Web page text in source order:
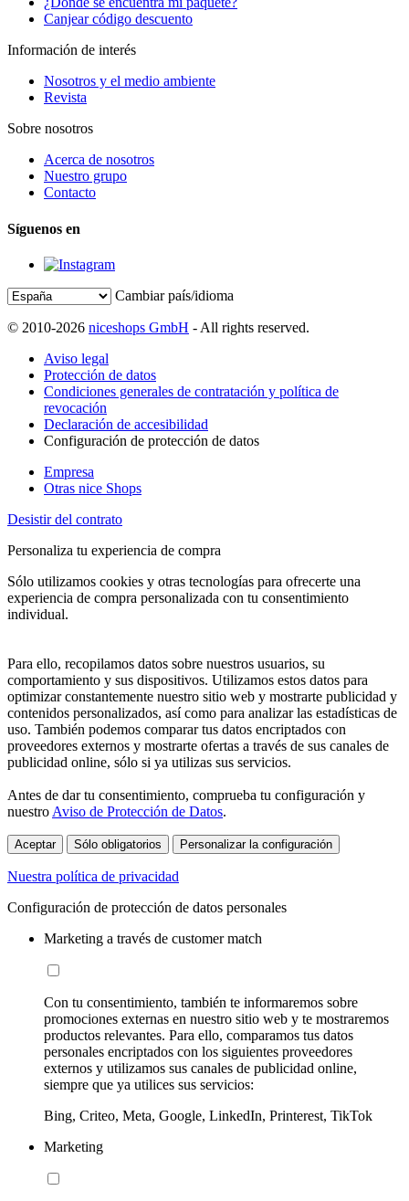
Canjear código descuento
Información de interés
Nosotros y el medio ambiente
Revista
Sobre nosotros
Acerca de nosotros
Nuestro grupo
Contacto
Síguenos en
Cambiar país/idioma
© 2010-2026 niceshops GmbH - All rights reserved.
Aviso legal
Protección de datos
Condiciones generales de contratación y política de
revocación
Declaración de accesibilidad
Configuración de protección de datos
Empresa
Otras nice Shops
Desistir del contrato
Personaliza tu experiencia de compra
Sólo utilizamos cookies y otras tecnologías para ofrecerte una
experiencia de compra personalizada con tu consentimiento
individual.
Para ello, recopilamos datos sobre nuestros usuarios, su
comportamiento y sus dispositivos. Utilizamos estos datos para
optimizar constantemente nuestro sitio web y mostrarte publicidad y
contenidos personalizados, así como para analizar las estadísticas de
uso. También podemos comparar tus datos encriptados con
proveedores externos y mostrarte ofertas a través de sus canales de
publicidad online, sólo si ya utilizas sus servicios.
Antes de dar tu consentimiento, comprueba tu configuración y
nuestro Aviso de Protección de Datos.
Aceptar Sólo obligatorios Personalizar la configuración
Nuestra política de privacidad
Configuración de protección de datos personales
Marketing a través de customer match
Con tu consentimiento, también te informaremos sobre
promociones externas en nuestro sitio web y te mostraremos
productos relevantes. Para ello, comparamos tus datos
personales encriptados con los siguientes proveedores
externos y utilizamos sus canales de publicidad online,
siempre que ya utilices sus servicios:
Bing, Criteo, Meta, Google, LinkedIn, Printerest, TikTok
Marketing